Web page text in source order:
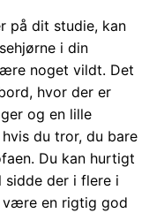
på dit studie, kan
i din
noget vildt. Det
hvor der er
og en lille
du tror, du bare
Du kan hurtigt
sidde der i flere i
en rigtig god